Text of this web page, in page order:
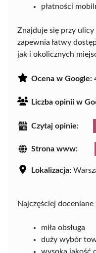
płatności
Znajduje się przy
zapewnia łatwy
jak i okolicznych
Ocena w Google:
Liczba opinii w
Czytaj opinie:
Strona www:
Lokalizacja:
Najczęściej
miła obsługa
duży wybór